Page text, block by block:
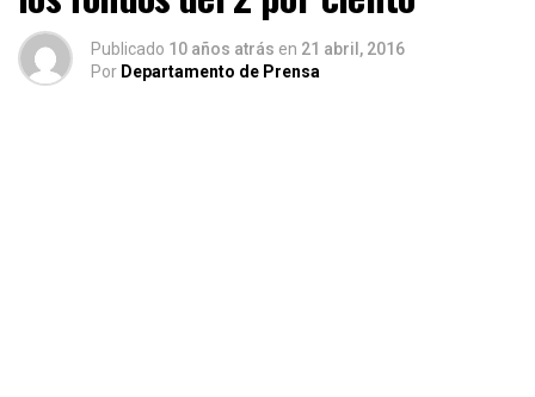
Publicado 10 años atrás en 21 abril, 2016
Por Departamento de Prensa